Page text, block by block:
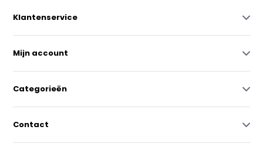
Klantenservice
Mijn account
Categorieën
Contact